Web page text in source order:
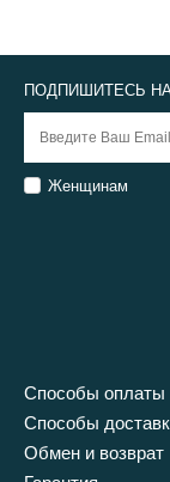
Способы оплаты
Способы
Обмен и возврат
ПОДПИШИТЕСЬ
Женщинам